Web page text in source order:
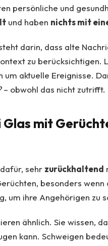
persönliche und
und haben nichts mit
darin, dass alte
zu berücksichtigen.
um aktuelle Ereignisse.
– obwohl das nicht zutrifft.
mit
sehr zurückhaltend
besonders
um ihre Angehörigen zu
ähnlich. Sie wissen,
kann. Schweigen